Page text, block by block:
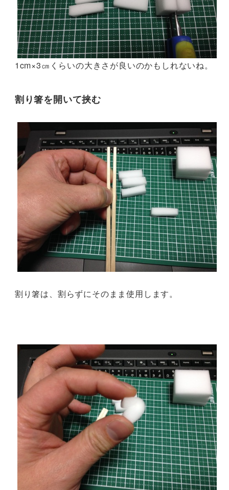
1cm×3㎝くらいの大きさが良いのかもしれないね。
割り箸を開いて挟む
割り箸は、割らずにそのまま使用します。